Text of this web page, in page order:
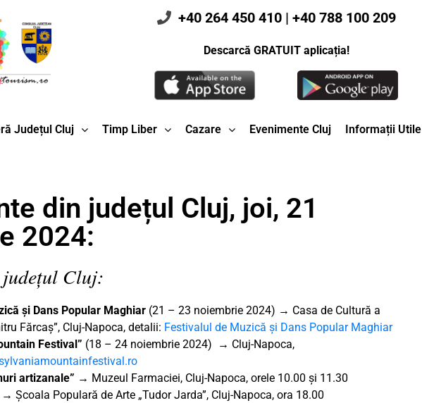
+40 264 450 410 | +40 788 100 209
Descarcă GRATUIT aplicația!
Județul Cluj Timp Liber Cazare Evenimente Cluj Informații Utile
din județul Cluj, joi, 21
2024:
județul Cluj:
și Dans Popular Maghiar (21 – 23 noiembrie 2024) → Casa de Cultură a
Fărcaș”, Cluj-Napoca, detalii: Festivalul de Muzică și Dans Popular Maghiar
Festival” (18 – 24 noiembrie 2024) → Cluj-Napoca,
artizanale” → Muzeul Farmaciei, Cluj-Napoca, orele 10.00 și 11.30
→ Școala Populară de Arte „Tudor Jarda”, Cluj-Napoca, ora 18.00